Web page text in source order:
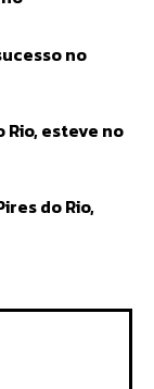
no
esteve no
do Rio,